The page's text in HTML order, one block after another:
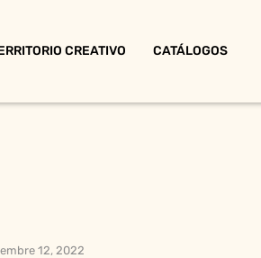
CREATIVO CATÁLOGOS
12, 2022